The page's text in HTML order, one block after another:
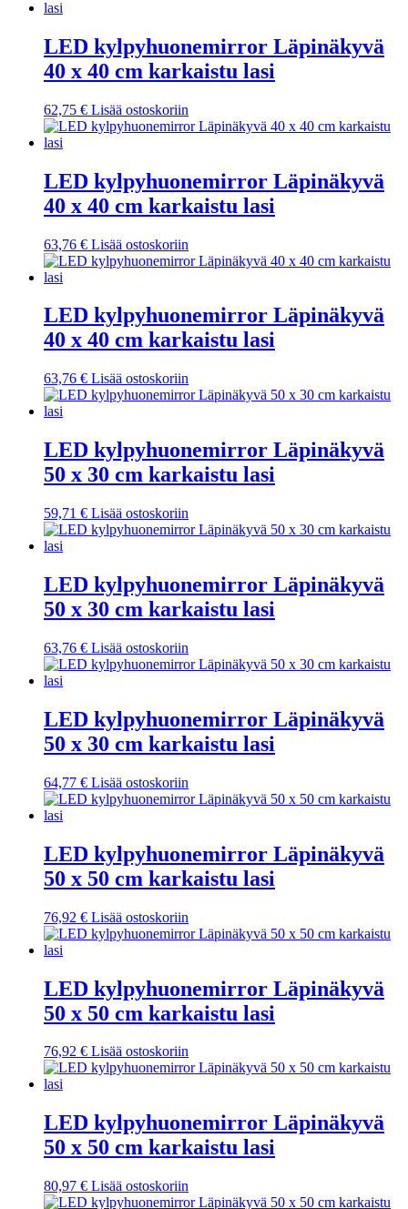
LED kylpyhuonemirror Läpinäkyvä
40 x 40 cm karkaistu lasi
62,75 € Lisää ostoskoriin
LED kylpyhuonemirror Läpinäkyvä
40 x 40 cm karkaistu lasi
63,76 € Lisää ostoskoriin
LED kylpyhuonemirror Läpinäkyvä
40 x 40 cm karkaistu lasi
63,76 € Lisää ostoskoriin
LED kylpyhuonemirror Läpinäkyvä
50 x 30 cm karkaistu lasi
59,71 € Lisää ostoskoriin
LED kylpyhuonemirror Läpinäkyvä
50 x 30 cm karkaistu lasi
63,76 € Lisää ostoskoriin
LED kylpyhuonemirror Läpinäkyvä
50 x 30 cm karkaistu lasi
64,77 € Lisää ostoskoriin
LED kylpyhuonemirror Läpinäkyvä
50 x 50 cm karkaistu lasi
76,92 € Lisää ostoskoriin
LED kylpyhuonemirror Läpinäkyvä
50 x 50 cm karkaistu lasi
76,92 € Lisää ostoskoriin
LED kylpyhuonemirror Läpinäkyvä
50 x 50 cm karkaistu lasi
80,97 € Lisää ostoskoriin